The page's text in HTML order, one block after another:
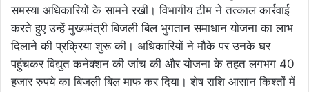
समस्या अधिकारियों के सामने रखी। विभागीय टीम ने तत्काल कार्रवाई
करते हुए उन्हें मुख्यमंत्री बिजली बिल भुगतान समाधान योजना का लाभ
दिलाने की प्रक्रिया शुरू की। अधिकारियों ने मौके पर उनके घर
पहुंचकर विद्युत कनेक्शन की जांच की और योजना के तहत लगभग 40
हजार रुपये का बिजली बिल माफ कर दिया। शेष राशि आसान किश्तों में